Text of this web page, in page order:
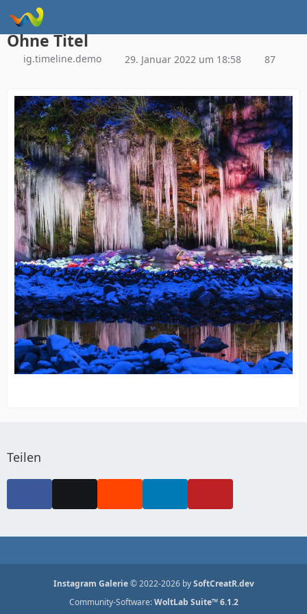
Instagram Galerie Demo
Ohne Titel
ig.timeline.demo 29. Januar 2022 um 18:58 87
Teilen
Instagram Galerie© 2022-2026 bySoftCreatR.dev
Community-Software:WoltLab Suite™ 6.1.2